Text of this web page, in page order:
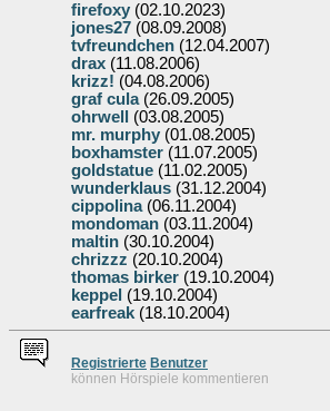
firefoxy (02.10.2023)
jones27 (08.09.2008)
tvfreundchen (12.04.2007)
drax (11.08.2006)
krizz! (04.08.2006)
graf cula(26.09.2005)
ohrwell
(03.08.2005)
mr. murphy (01.08.2005)
boxhamster (11.07.2005)
goldstatue (11.02.2005)
wunderklaus (31.12.2004)
cippolina(06.11.2004)
mondoman (03.11.2004)
maltin (30.10.2004)
chrizzz (20.10.2004)
thomas birker (19.10.2004)
keppel (19.10.2004)
earfreak (18.10.2004)
Registrierte Benutzer
können Hörspiele kommentieren